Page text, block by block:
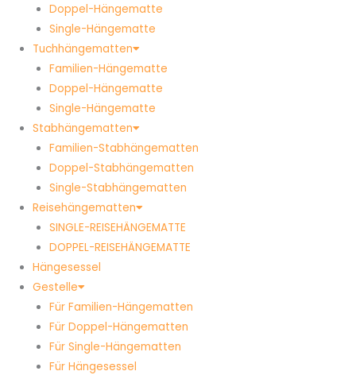
Doppel-Hängematte
Single-Hängematte
Tuchhängematten
Familien-Hängematte
Doppel-Hängematte
Single-Hängematte
Stabhängematten
Familien-Stabhängematten
Doppel-Stabhängematten
Single-Stabhängematten
Reisehängematten
SINGLE-REISEHÄNGEMATTE
DOPPEL-REISEHÄNGEMATTE
Hängesessel
Gestelle
Für Familien-Hängematten
Für Doppel-Hängematten
Für Single-Hängematten
Für Hängesessel